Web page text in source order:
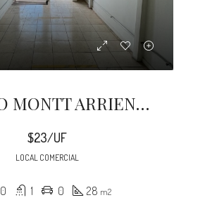
PUERTO MONTT ARRIENDO LOCAL 28 M2 COSTANERA CENTRO
$23/UF
LOCAL COMERCIAL
0 1 0 28 m2